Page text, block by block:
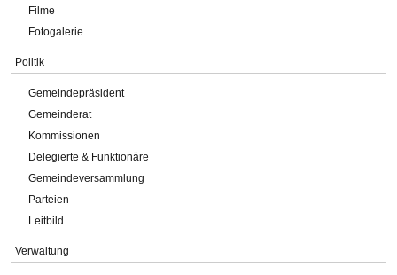
Filme
Fotogalerie
Politik
Gemeindepräsident
Gemeinderat
Kommissionen
Delegierte & Funktionäre
Gemeindeversammlung
Parteien
Leitbild
Verwaltung